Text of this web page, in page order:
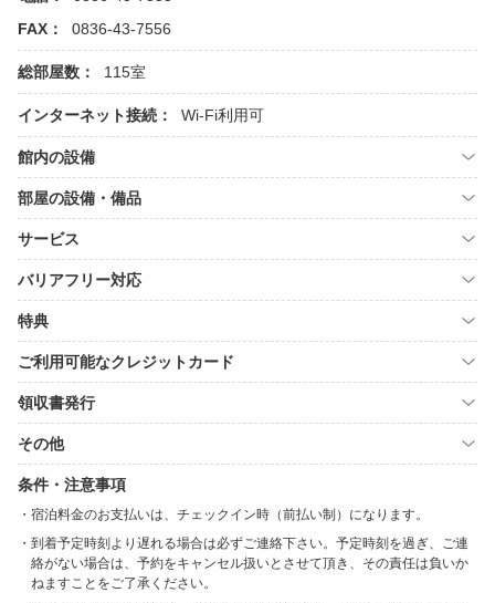
FAX：
0836-43-7556
総部屋数： 115室
インターネット接続： Wi-Fi利用可
館内の設備
部屋の設備・備品
サービス
バリアフリー対応
特典
ご利用可能なクレジットカード
領収書発行
その他
条件・注意事項
宿泊料金のお支払いは、チェックイン時（前払い制）になります。
到着予定時刻より遅れる場合は必ずご連絡下さい。予定時刻を過ぎ、ご連
絡がない場合は、予約をキャンセル扱いとさせて頂き、その責任は負いか
ねますことをご了承ください。